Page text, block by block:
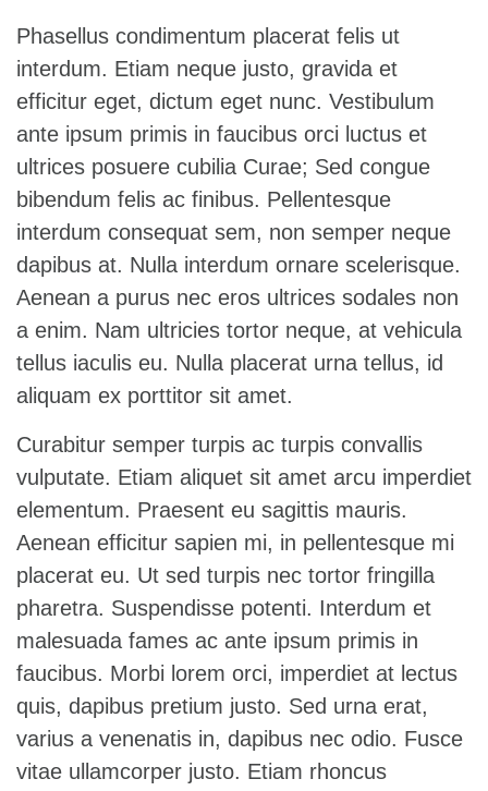
Phasellus condimentum placerat felis ut
interdum. Etiam neque justo, gravida et
efficitur eget, dictum eget nunc. Vestibulum
ante ipsum primis in faucibus orci luctus et
ultrices posuere cubilia Curae; Sed congue
bibendum felis ac finibus. Pellentesque
interdum consequat sem, non semper neque
dapibus at. Nulla interdum ornare scelerisque.
Aenean a purus nec eros ultrices sodales non
a enim. Nam ultricies tortor neque, at vehicula
tellus iaculis eu. Nulla placerat urna tellus, id
aliquam ex porttitor sit amet.
Curabitur semper turpis ac turpis convallis
vulputate. Etiam aliquet sit amet arcu imperdiet
elementum. Praesent eu sagittis mauris.
Aenean efficitur sapien mi, in pellentesque mi
placerat eu. Ut sed turpis nec tortor fringilla
pharetra. Suspendisse potenti. Interdum et
malesuada fames ac ante ipsum primis in
faucibus. Morbi lorem orci, imperdiet at lectus
quis, dapibus pretium justo. Sed urna erat,
varius a venenatis in, dapibus nec odio. Fusce
vitae ullamcorper justo. Etiam rhoncus